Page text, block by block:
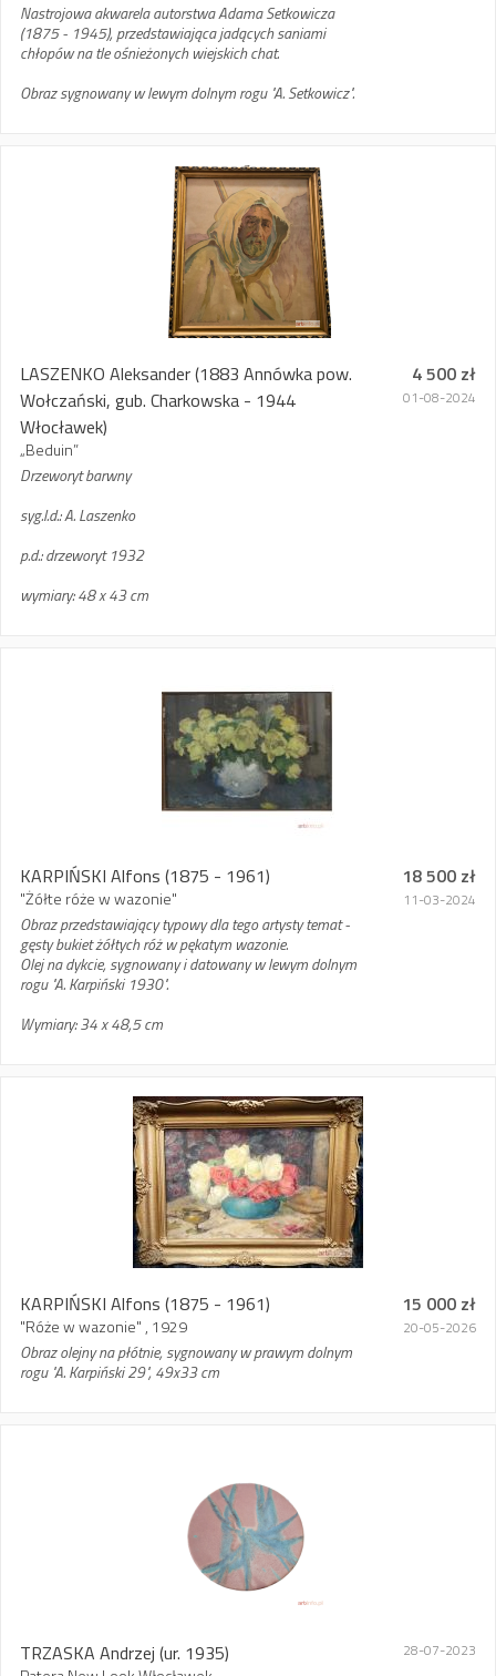
Nastrojowa akwarela autorstwa Adama Setkowicza
(1875 - 1945), przedstawiająca jadących saniami
chłopów na tle ośnieżonych wiejskich chat.
Obraz sygnowany w lewym dolnym rogu "A. Setkowicz".
LASZENKO Aleksander(1883 Annówka pow.
Wołczański, gub. Charkowska - 1944
Włocławek)
„Beduin”
Drzeworyt barwny
syg.l.d.: A. Laszenko
p.d.: drzeworyt 1932
wymiary: 48 x 43 cm
4 500 zł
01-08-2024
KARPIŃSKI Alfons (1875 - 1961)
"Żółte róże w wazonie"
Obraz przedstawiający typowy dla tego artysty temat -
gęsty bukiet żółtych róż w pękatym wazonie.
Olej na dykcie, sygnowany i datowany w lewym dolnym
rogu "A. Karpiński 1930".
Wymiary: 34 x 48,5 cm
18 500 zł
11-03-2024
KARPIŃSKI Alfons (1875 - 1961)
"Róże w wazonie" , 1929
Obraz olejny na płótnie, sygnowany w prawym dolnym
rogu "A. Karpiński 29", 49x33 cm
15 000 zł
20-05-2026
TRZASKA Andrzej (ur. 1935) 28-07-2023